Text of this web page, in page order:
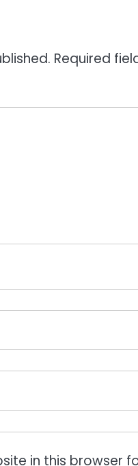
Required
in this browser